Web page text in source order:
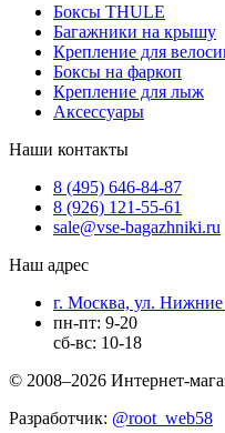
Боксы THULE
Багажники на крышу
Крепление для
Боксы на фаркоп
Крепление для лыж
Аксессуары
Наши контакты
8 (495) 646-84-87
8 (926) 121-55-61
sale@vse-bagazhniki.ru
Наш адрес
г. Москва, ул.
пн-пт: 9-20
сб-вс: 10-18
© 2008–2026 Интернет-
Разработчик: @root_web58